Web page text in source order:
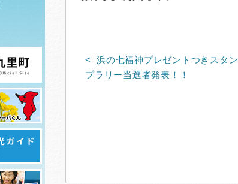
浜の七福神プレゼントつきスタン
プラリー当選者発表！！